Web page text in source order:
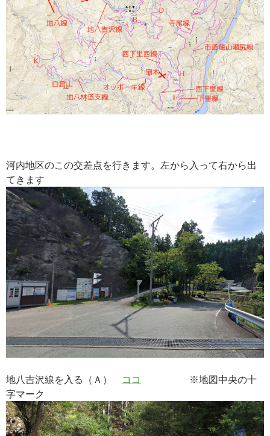
河内地区のこの交差点を行きます。左から入って右から出
てきます
地八吉沢線を入る（Ａ） ココ
※地図中央の十
字マーク